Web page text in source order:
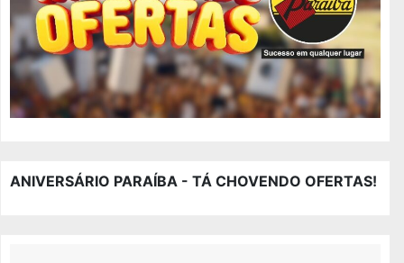
ANIVERSÁRIO PARAÍBA - TÁ CHOVENDO OFERTAS!